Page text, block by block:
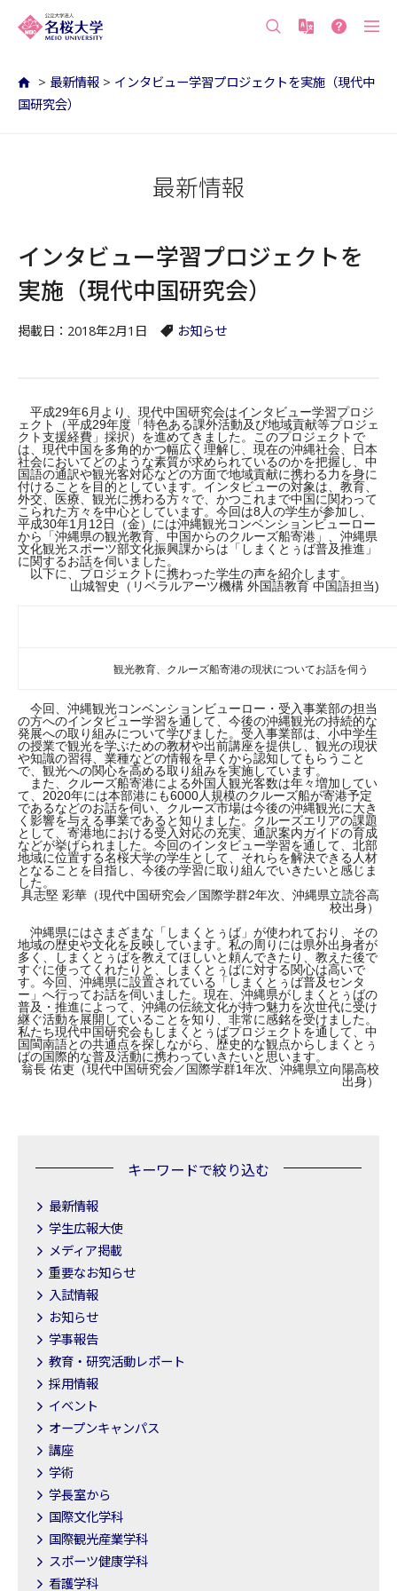
> 最新情報 > インタビュー学習プロジェクトを実施（現代中
国研究会）
最新情報
インタビュー学習プロジェクトを
実施（現代中国研究会）
掲載日：2018年2月1日 お知らせ
平成29年6月より、現代中国研究会はインタビュー学習プロジ
ェクト（平成29年度「特色ある課外活動及び地域貢献等プロジェ
クト支援経費」採択）を進めてきました。このプロジェクトで
は、現代中国を多角的かつ幅広く理解し、現在の沖縄社会、日本
社会においてどのような素質が求められているのかを把握し、中
国語の通訳や観光客対応などの方面で地域貢献に携わる力を身に
付けることを目的としています。インタビューの対象は、教育、
外交、医療、観光に携わる方々で、かつこれまで中国に関わって
こられた方々を中心としています。今回は8人の学生が参加し、
平成30年1月12日（金）には沖縄観光コンベンションビューロー
から「沖縄県の観光教育、中国からのクルーズ船寄港」、沖縄県
文化観光スポーツ部文化振興課からは「しまくとぅば普及推進」
に関するお話を伺いました。
以下に、プロジェクトに携わった学生の声を紹介します。
山城智史（リベラルアーツ機構 外国語教育 中国語担当)
観光教育、クルーズ船寄港の現状についてお話を伺う
今回、沖縄観光コンベンションビューロー・受入事業部の担当
の方へのインタビュー学習を通して、今後の沖縄観光の持続的な
発展への取り組みについて学びました。受入事業部は、小中学生
の授業で観光を学ぶための教材や出前講座を提供し、観光の現状
や知識の習得、業種などの情報を早くから認知してもらうこと
で、観光への関心を高める取り組みを実施しています。
また、クルーズ船寄港による外国人観光客数は年々増加してい
て、2020年には本部港にも6000人規模のクルーズ船が寄港予定
であるなどのお話を伺い、クルーズ市場は今後の沖縄観光に大き
く影響を与える事業であると知りました。クルーズエリアの課題
として、寄港地における受入対応の充実、通訳案内ガイドの育成
などが挙げられました。今回のインタビュー学習を通して、北部
地域に位置する名桜大学の学生として、それらを解決できる人材
となることを目指し、今後の学習に取り組んでいきたいと感じま
した。
具志堅 彩華（現代中国研究会／国際学群2年次、沖縄県立読谷高
校出身）
沖縄県にはさまざまな「しまくとぅば」が使われており、その
地域の歴史や文化を反映しています。私の周りには県外出身者が
多く、しまくとぅばを教えてほしいと頼んできたり、教えた後で
すぐに使ってくれたりと、しまくとぅばに対する関心は高いで
す。今回、沖縄県に設置されている「しまくとぅば普及センタ
ー」へ行ってお話を伺いました。現在、沖縄県がしまくとぅばの
普及・推進によって、沖縄の伝統文化が持つ魅力を次世代に受け
継ぐ活動を展開していることを知り、非常に感銘を受けました。
私たち現代中国研究会もしまくとぅばプロジェクトを通して、中
国閩南語との共通点を探しながら、歴史的な観点からしまくとぅ
ばの国際的な普及活動に携わっていきたいと思います。
翁長 佑吏（現代中国研究会／国際学群1年次、沖縄県立向陽高校
出身）
キーワードで絞り込む
最新情報
学生広報大使
メディア掲載
重要なお知らせ
入試情報
お知らせ
学事報告
教育・研究活動レポート
採用情報
イベント
オープンキャンパス
講座
学術
学長室から
国際文化学科
国際観光産業学科
スポーツ健康学科
看護学科